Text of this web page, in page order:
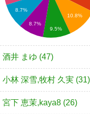
10.8%
8.7%
8.7%
9.5%
酒井 まゆ (47)
小林 深雪,牧村 久実 (31)
宮下 恵茉,kaya8 (26)